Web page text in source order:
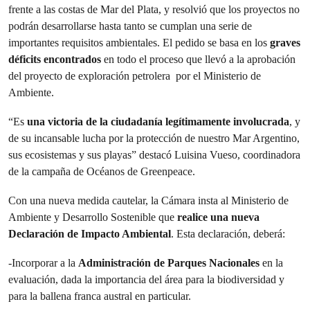
frente a las costas de Mar del Plata, y resolvió que los proyectos no
podrán desarrollarse hasta tanto se cumplan una serie de
importantes requisitos ambientales. El pedido se basa en los graves
déficits encontrados en todo el proceso que llevó a la aprobación
del proyecto de exploración petrolera por el Ministerio de
Ambiente.
“Es una victoria de la ciudadanía legítimamente involucrada, y
de su incansable lucha por la protección de nuestro Mar Argentino,
sus ecosistemas y sus playas” destacó Luisina Vueso, coordinadora
de la campaña de Océanos de Greenpeace.
Con una nueva medida cautelar, la Cámara insta al Ministerio de
Ambiente y Desarrollo Sostenible que realice una nueva
Declaración de Impacto Ambiental. Esta declaración, deberá:
-Incorporar a la Administración de Parques Nacionales en la
evaluación, dada la importancia del área para la biodiversidad y
para la ballena franca austral en particular.